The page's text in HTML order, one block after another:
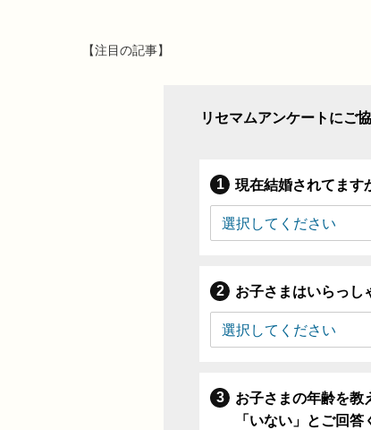
【注目の記事】
リセマムアンケートにご
現在結婚されてます
お子さまはいらっし
お子さまの年齢を教
「いない」とご回答